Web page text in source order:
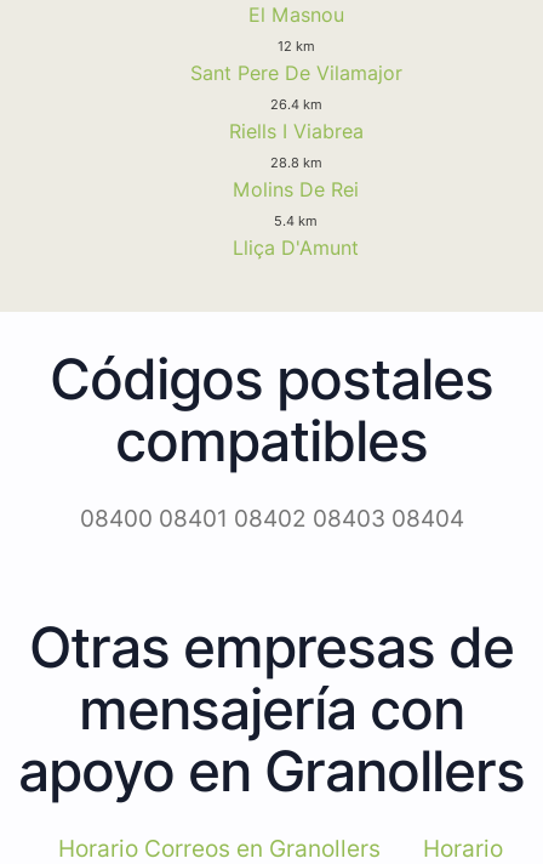
El Masnou
12 km
Sant Pere De Vilamajor
26.4 km
Riells I Viabrea
28.8 km
Molins De Rei
5.4 km
Lliça D'Amunt
Códigos postales
compatibles
08400 08401 08402 08403 08404
Otras empresas de
mensajería con
apoyo en Granollers
Horario Correos en Granollers Horario